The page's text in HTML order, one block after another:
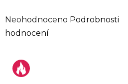
Průměrné
hodnocení
0,0
Neohodnoceno Podrobnosti
hodnocení